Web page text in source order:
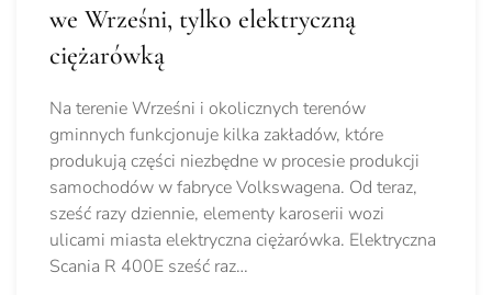
we Wrześni, tylko elektryczną
ciężarówką
Na terenie Wrześni i okolicznych terenów
gminnych funkcjonuje kilka zakładów, które
produkują części niezbędne w procesie produkcji
samochodów w fabryce Volkswagena. Od teraz,
sześć razy dziennie, elementy karoserii wozi
ulicami miasta elektryczna ciężarówka. Elektryczna
Scania R 400E sześć raz…